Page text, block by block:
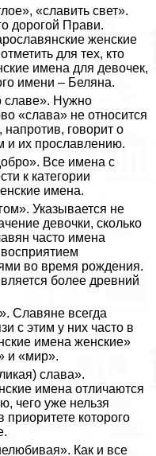
«славить свет».
дорогой Прави.
женские
для тех, кто
имена для девочек,
имени – Беляна.
славе». Нужно
«слава» не относится
говорит о
их прославлению.
Все имена с
к категории
имена.
Указывается не
дeвoчки, сколько
часто имена
во время рождения.
более древний
Славяне всегда
с этим у них часто в
имена женские»
и «мир».
слава».
имена отличаются
чего уже нельзя
приоритете которого
Как и все